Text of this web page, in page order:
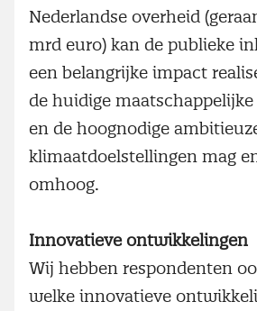
Nederlandse overheid
mrd euro) kan de publieke
een belangrijke impact
de huidige
en de hoognodige
klimaatdoelstellingen mag
omhoog.
Innovatieve ontwikkelingen
Wij hebben respondenten
welke innovatieve